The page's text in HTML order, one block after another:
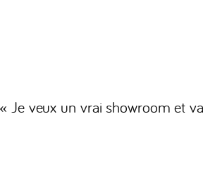
« Je veux un vrai showroom et